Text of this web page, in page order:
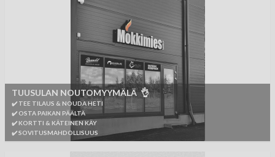
TUUSULAN NOUTOMYYMÄLÄ 👌
✔️ TEE TILAUS & NOUDA HETI
✔️ OSTA PAIKAN PÄÄLTÄ
✔️ KORTTI & KÄTEINEN KÄY
✔️ SOVITUSMAHDOLLISUUS